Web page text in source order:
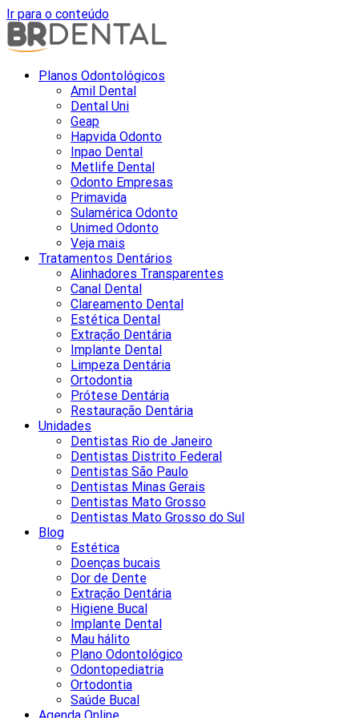
Ir para o conteúdo
Planos Odontológicos
Amil Dental
Dental Uni
Geap
Hapvida Odonto
Inpao Dental
Metlife Dental
Odonto Empresas
Primavida
Sulamérica Odonto
Unimed Odonto
Veja mais
Tratamentos Dentários
Alinhadores Transparentes
Canal Dental
Clareamento Dental
Estética Dental
Extração Dentária
Implante Dental
Limpeza Dentária
Ortodontia
Prótese Dentária
Restauração Dentária
Unidades
Dentistas Rio de Janeiro
Dentistas Distrito Federal
Dentistas São Paulo
Dentistas Minas Gerais
Dentistas Mato Grosso
Dentistas Mato Grosso do Sul
Blog
Estética
Doenças bucais
Dor de Dente
Extração Dentária
Higiene Bucal
Implante Dental
Mau hálito
Plano Odontológico
Odontopediatria
Ortodontia
Saúde Bucal